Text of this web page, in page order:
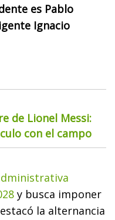
es Pablo
Ignacio
de Lionel Messi:
con el campo
y busca imponer
la alternancia